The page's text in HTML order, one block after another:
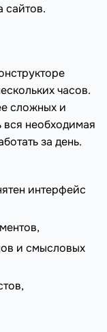
сайтов.
часов.
сложных и
вся необходимая
за день.
интерфейс
и смысловых